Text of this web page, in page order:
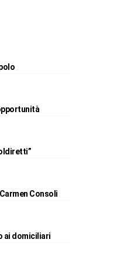
Consoli
ai domiciliari